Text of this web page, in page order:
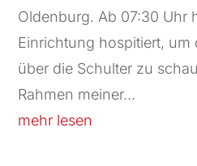
Oldenburg. Ab 07:30 Uhr
Einrichtung hospitiert, um
über die Schulter zu
Rahmen meiner...
mehr lesen